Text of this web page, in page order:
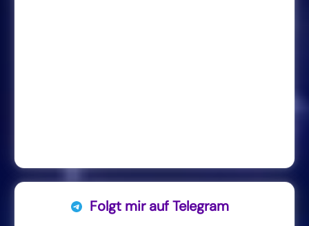
Folgt mir auf Telegram